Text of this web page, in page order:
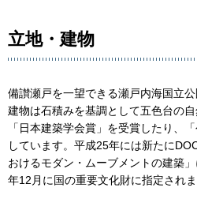
立地・建物
備讃瀬戸を一望できる瀬戸内海国立
建物は石積みを基調として五色台の
「日本建築学会賞」を受賞したり、
しています。平成25年には新たに
おけるモダン・ムーブメントの建築
年12月に国の重要文化財に指定されま